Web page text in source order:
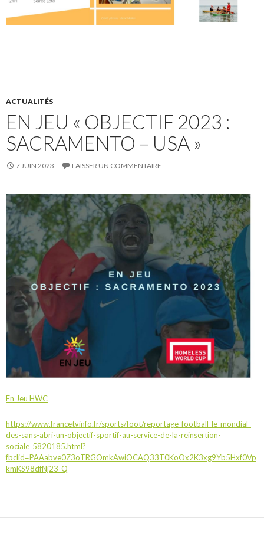
ACTUALITÉS
EN JEU « OBJECTIF 2023 :
SACRAMENTO – USA »
7 JUIN 2023 LAISSER UN COMMENTAIRE
En Jeu HWC
https://www.francetvinfo.fr/sports/foot/reportage-football-le-mondial-
des-sans-abri-un-objectif-sportif-au-service-de-la-reinsertion-
sociale_5820185.html?
fbclid=PAAabve0Z3oTRGOmkAwiOCAQ33T0KoOx2K3xg9Yb5Hxf0Vp
kmKS98dfNj23_Q